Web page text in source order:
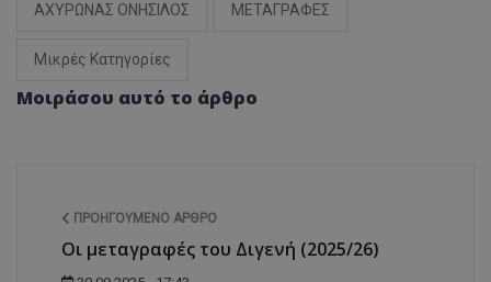
ΑΧΥΡΩΝΑΣ ΟΝΗΣΙΛΟΣ ΜΕΤΑΓΡΑΦΕΣ
Μικρές Κατηγορίες
Μοιράσου αυτό το άρθρο
ΠΡΟΗΓΟΎΜΕΝΟ ΆΡΘΡΟ
Οι μεταγραφές του Διγενή (2025/26)